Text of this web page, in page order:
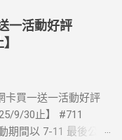
一活動好評
卡買一送一活動好評
9/30止】 #711
期間以 7-11 最後公告